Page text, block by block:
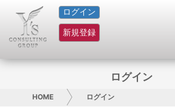
ログイン
新規登録
HOME
サービス紹介
グループ概要
ログイン
HOME ログイン